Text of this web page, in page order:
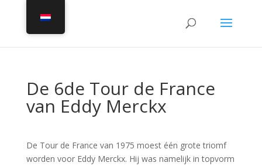
De 6de Tour de France
van Eddy Merckx
De Tour de France van 1975 moest één grote triomf
worden voor Eddy Merckx. Hij was namelijk in topvorm